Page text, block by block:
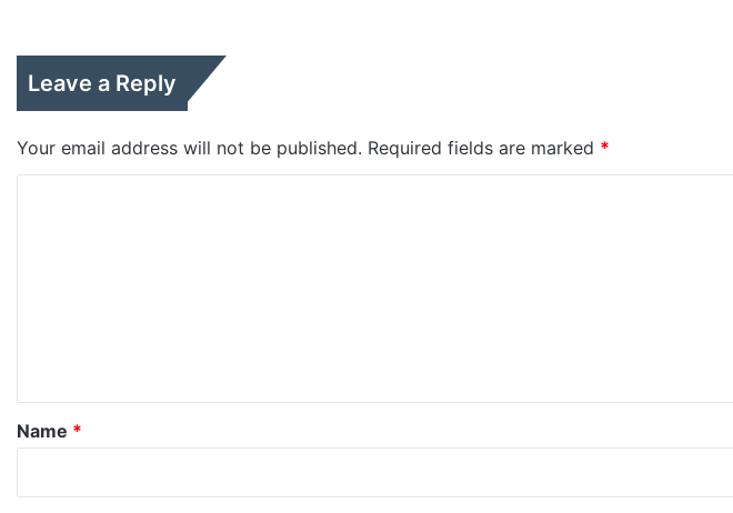
Leave a Reply
Your email address will not be published. Required fields are marked *
*
Name *